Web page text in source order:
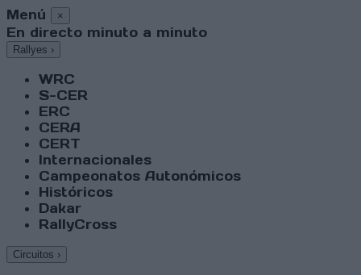
Menú ×
En directo minuto a minuto
Rallyes ›
WRC
S-CER
ERC
CERA
CERT
Internacionales
Campeonatos Autonómicos
Históricos
Dakar
RallyCross
Circuitos ›